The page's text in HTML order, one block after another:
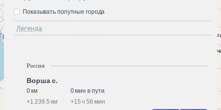
Легенда
Показывать попутные города
Россия
Ворша с.
0 км
0 мин в пути
+1 239.5 км +15 ч 56 мин